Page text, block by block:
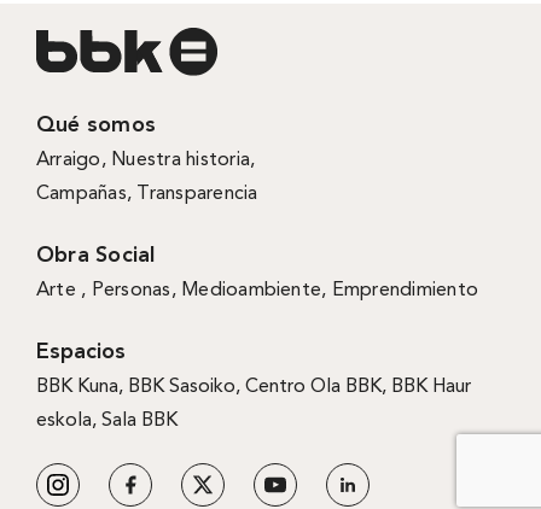
Qué somos
Arraigo, Nuestra historia,
Campañas, Transparencia
Obra Social
Arte , Personas, Medioambiente, Emprendimiento
Espacios
BBK Kuna, BBK Sasoiko, Centro Ola BBK, BBK Haur
eskola, Sala BBK